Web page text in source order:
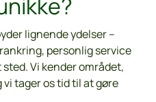
lignende ydelser –
personlig service
Vi kender området,
vi tager os tid til at gøre